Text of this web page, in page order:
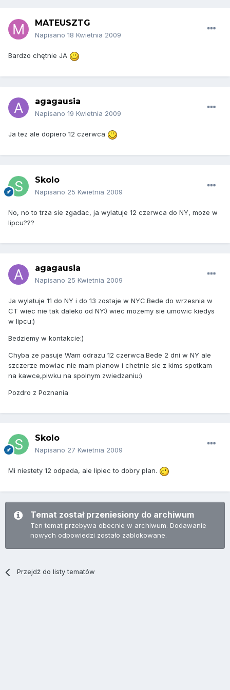
MATEUSZTG
Napisano 18 Kwietnia 2009
Bardzo chętnie JA
agagausia
Napisano 19 Kwietnia 2009
Ja tez ale dopiero 12 czerwca
Skolo
Napisano 25 Kwietnia 2009
No, no to trza sie zgadac, ja wylatuje 12 czerwca do NY, moze w
lipcu???
agagausia
Napisano 25 Kwietnia 2009
Ja wylatuje 11 do NY i do 13 zostaje w NYC.Bede do wrzesnia w
CT wiec nie tak daleko od NY:) wiec mozemy sie umowic kiedys
w lipcu:)
Bedziemy w kontakcie:)
Chyba ze pasuje Wam odrazu 12 czerwca.Bede 2 dni w NY ale
szczerze mowiac nie mam planow i chetnie sie z kims spotkam
na kawce,piwku na spolnym zwiedzaniu:)
Pozdro z Poznania
Skolo
Napisano 27 Kwietnia 2009
Mi niestety 12 odpada, ale lipiec to dobry plan.
Temat został przeniesiony do archiwum
Ten temat przebywa obecnie w archiwum. Dodawanie
nowych odpowiedzi zostało zablokowane.
Przejdź do listy tematów